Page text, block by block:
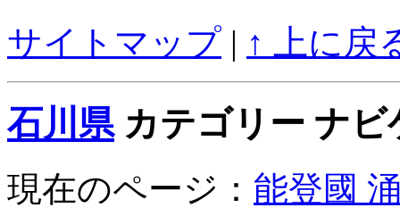
サイトマップ | ↑ 上に戻
石川県カテゴリー ナビ
現在のページ： 能登國